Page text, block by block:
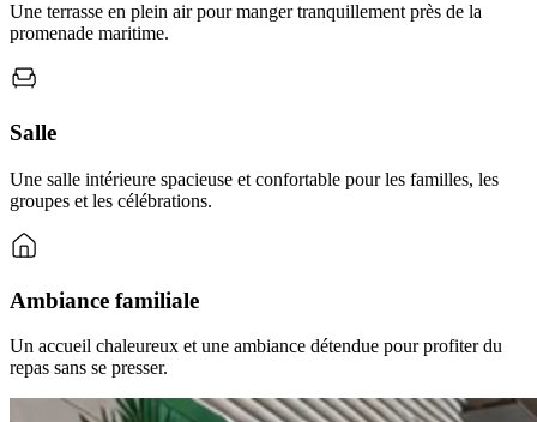
Une terrasse en plein air pour manger tranquillement près de la
promenade maritime.
Salle
Une salle intérieure spacieuse et confortable pour les familles, les
groupes et les célébrations.
Ambiance familiale
Un accueil chaleureux et une ambiance détendue pour profiter du
repas sans se presser.